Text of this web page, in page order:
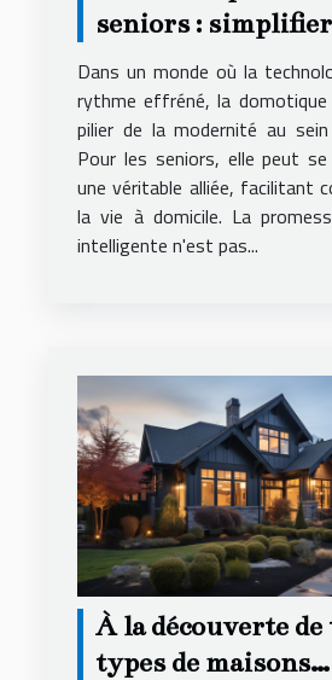
seniors :
domicile
Dans un monde où la
rythme effréné, la
pilier de la modernité au
Pour les seniors, elle peut
une véritable alliée, facilitant
la vie à domicile. La
intelligente n'est pas...
À la découverte
types de maisons